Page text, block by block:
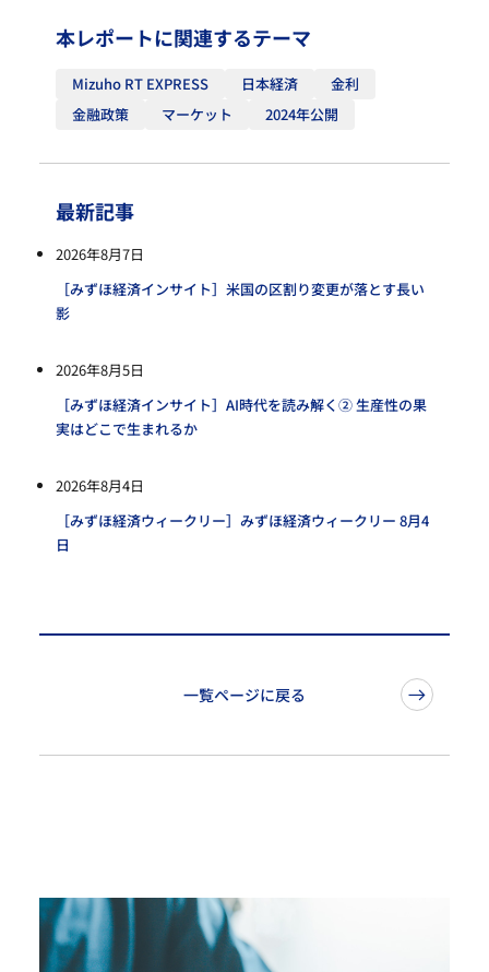
最新記事
2026年8月7日
［みずほ経済インサイト］米国の区割り変更が落とす長い
影
2026年8月5日
［みずほ経済インサイト］AI時代を読み解く② 生産性の果
実はどこで生まれるか
2026年8月4日
［みずほ経済ウィークリー］みずほ経済ウィークリー 8月4
日
一覧ページに戻る
本レポートに関連するテーマ
Mizuho RT EXPRESS 日本経済
金利
金融政策
マーケット 2024年公開